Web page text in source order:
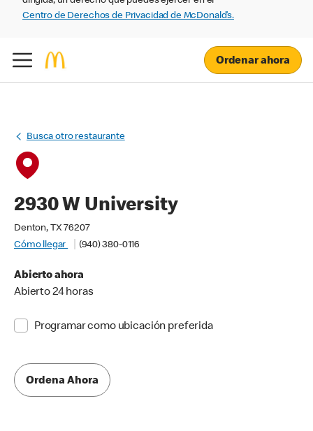
Centro de Derechos de Privacidad de McDonald’s.
Ordenar ahora
Busca otro restaurante
2930 W University
Denton, TX 76207
Cómo llegar
(940) 380-0116
Abierto ahora
Abierto 24 horas
Programar como ubicación preferida
Ordena Ahora